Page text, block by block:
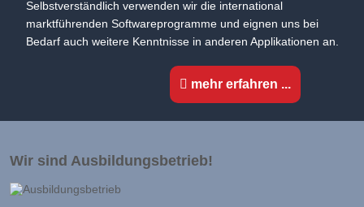
Selbstverständlich verwenden wir die international
marktführenden Softwareprogramme und eignen uns bei
Bedarf auch weitere Kenntnisse in anderen Applikationen an.
mehr erfahren ...
Wir sind Ausbildungsbetrieb!